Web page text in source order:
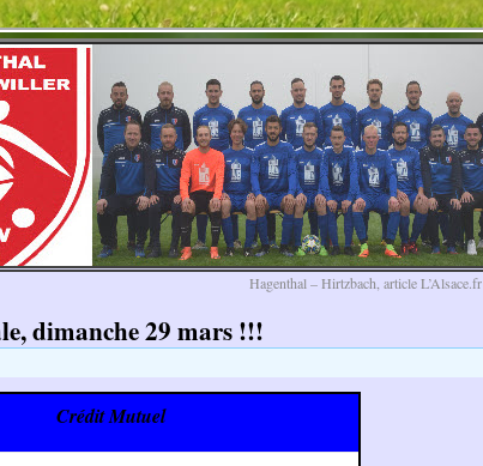
Hagenthal – Hirtzbach, article L’Alsace.fr
dimanche 29 mars !!!